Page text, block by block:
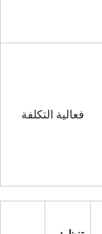
فعالية التكلفة